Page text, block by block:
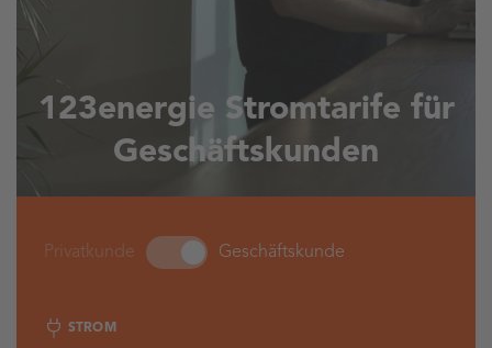
123energie Stromtarife für
Geschäftskunden
Privatkunde Privatkunde - Geschäftskunde
Geschäftskunde
STROM